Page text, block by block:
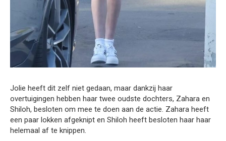
Jolie heeft dit zelf niet gedaan, maar dankzij haar
overtuigingen hebben haar twee oudste dochters, Zahara en
Shiloh, besloten om mee te doen aan de actie. Zahara heeft
een paar lokken afgeknipt en Shiloh heeft besloten haar haar
helemaal af te knippen.